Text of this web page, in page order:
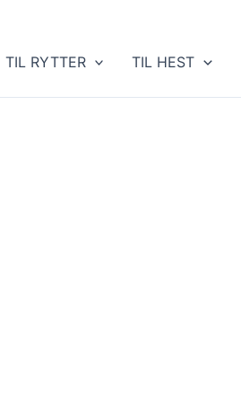
TIL RYTTER TIL HEST